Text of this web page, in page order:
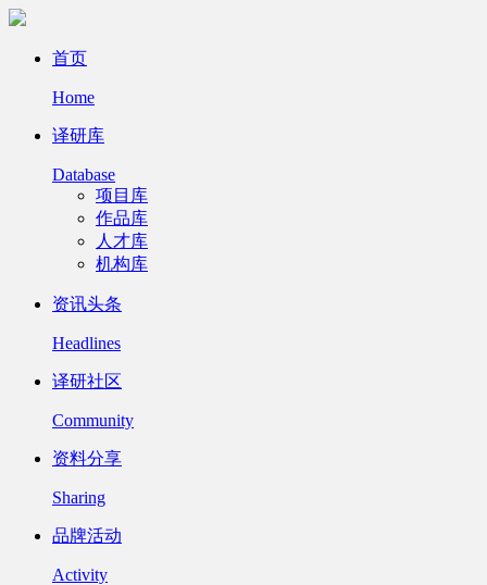
首页
Home
译研库
Database
项目库
作品库
人才库
机构库
资讯头条
Headlines
译研社区
Community
资料分享
Sharing
品牌活动
Activity